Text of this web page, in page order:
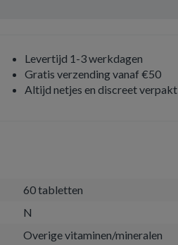
Levertijd 1-3 werkdagen
Gratis verzending vanaf €50
Altijd netjes en discreet verpakt
60 tabletten
N
Overige vitaminen/mineralen